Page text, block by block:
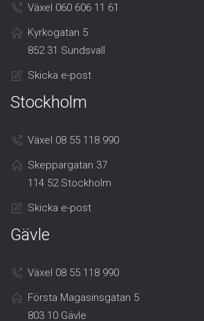
Växel 060 606 11 61
Kyrkogatan 5
852 31 Sundsvall
Skicka e-post
Stockholm
Växel 08 55 118 990
Skeppargatan 37
114 52 Stockholm
Skicka e-post
Gävle
Växel 08 55 118 990
Första Magasinsgatan 5
803 10 Gävle